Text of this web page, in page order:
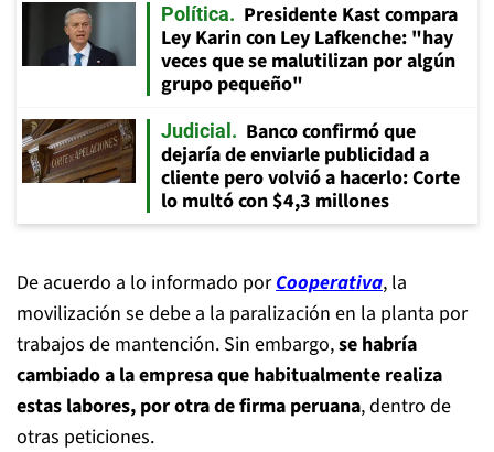
Política
Presidente Kast compara
Ley Karin con Ley Lafkenche: "hay
veces que se malutilizan por algún
grupo pequeño"
Judicial
Banco confirmó que
dejaría de enviarle publicidad a
cliente pero volvió a hacerlo: Corte
lo multó con $4,3 millones
De acuerdo a lo informado porCooperativa, la
movilización se debe a la paralización en la planta por
trabajos de mantención. Sin embargo,se habría
cambiado a la empresa que habitualmente realiza
estas labores, por otra de firma peruana, dentro de
otras peticiones.